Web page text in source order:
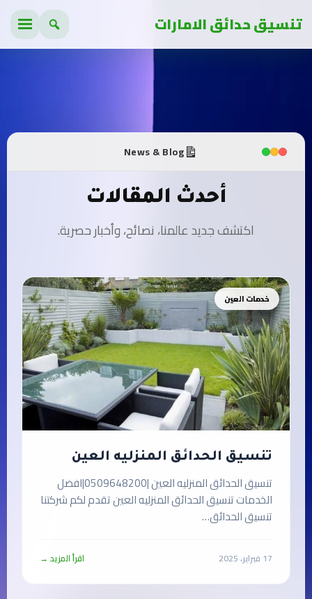
تنسيق حدائق الامارات
News & Blog
أحدث المقالات
اكتشف جديد عالمنا، نصائح، وأخبار حصرية.
خدمات العين
تنسيق الحدائق المنزليه العين
تنسيق الحدائق المنزليه العين |0509648200|افضل
الخدمات تنسيق الحدائق المنزليه العين تقدم لكم شركتنا
تنسيق الحدائق…
17 فبراير، 2025 اقرأ المزيد →